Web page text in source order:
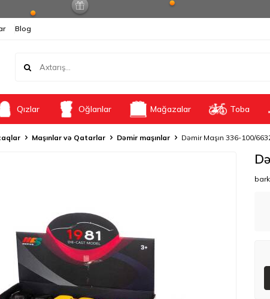
Blog
Qızlar Oğlanlar Mağazalar Toba
Maşınlar və Qatarlar Dəmir maşınlar Dəmir Maşın 336-100/